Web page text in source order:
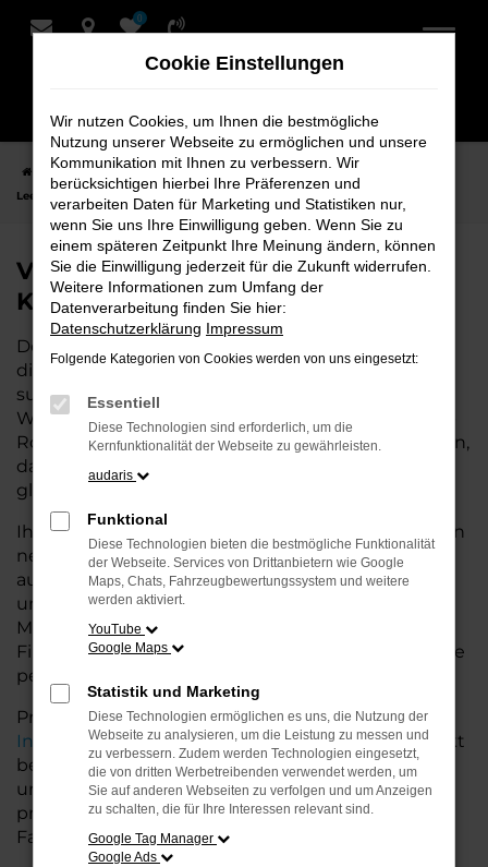
Zum
0
Startseite Leer VW
VW T-Roc Fahrzeuge bei Schmidt + Koch für
Leer
VW T-Roc Fahrzeuge bei Schmidt +
Koch für Leer
Der VW T-Roc ist die perfekte Wahl für alle in Leer,
die ein zuverlässiges und modernes Fahrzeug
suchen. Ob für den täglichen Arbeitsweg,
Wochenendausflüge oder lange Reisen, der VW T-
Roc bietet Komfort, Effizienz und modernes Design,
das sowohl in der Stadt als auch auf dem Land
glänzt.
Ihr VW Autohaus in der Nähe von Leer bietet Ihnen
neben einer breiten Auswahl an VW Fahrzeugen
auch umfassende Beratung und Service. Wir
unterstützen Sie bei der Auswahl des passenden
Modells und bieten maßgeschneiderte
Finanzierungslösungen sowie Leasingoptionen, die
perfekt zu Ihrem Budget und Bedarf passen.
Profitieren Sie von zusätzlichen Services wie
Inzahlungnahme,Wartung und Reparaturendirekt
bei Ihrem VW Autohaus in der Nähe von Leer. Mit
unserer großen Auswahl an Fahrzeugen und der
professionellen Beratung finden Sie bei uns das
Fahrzeug, das Ihre Ansprüche erfüllt.
Cookie Einstellungen
Wir nutzen Cookies, um Ihnen die bestmögliche
Nutzung unserer Webseite zu ermöglichen und unsere
Kommunikation mit Ihnen zu verbessern. Wir
berücksichtigen hierbei Ihre Präferenzen und
verarbeiten Daten für Marketing und Statistiken nur,
wenn Sie uns Ihre Einwilligung geben. Wenn Sie zu
einem späteren Zeitpunkt Ihre Meinung ändern, können
Sie die Einwilligung jederzeit für die Zukunft widerrufen.
Weitere Informationen zum Umfang der
Datenverarbeitung finden Sie hier:
Datenschutzerklärung Impressum
Folgende Kategorien von Cookies werden von uns eingesetzt:
Essentiell
Diese Technologien sind erforderlich, um die
Kernfunktionalität der Webseite zu gewährleisten.
audaris
Funktional
Diese Technologien bieten die bestmögliche Funktionalität
der Webseite. Services von Drittanbietern wie Google
Maps, Chats, Fahrzeugbewertungssystem und weitere
werden aktiviert.
YouTube
Google Maps
Statistik und Marketing
Diese Technologien ermöglichen es uns, die Nutzung der
Webseite zu analysieren, um die Leistung zu messen und
zu verbessern. Zudem werden Technologien eingesetzt,
die von dritten Werbetreibenden verwendet werden, um
Sie auf anderen Webseiten zu verfolgen und um Anzeigen
zu schalten, die für Ihre Interessen relevant sind.
Google Tag Manager
Google Ads